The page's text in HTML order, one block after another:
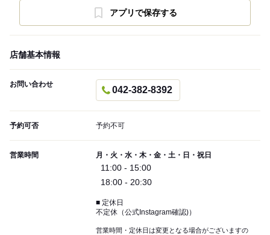
アプリで保存する
店舗基本情報
お問い合わせ
042-382-8392
予約可否 予約不可
営業時間 月・火・水・木・金・土・日・祝日
11:00 - 15:00
18:00 - 20:30
■ 定休日
不定休（公式Instagram確認)）
営業時間・定休日は変更となる場合がございますの